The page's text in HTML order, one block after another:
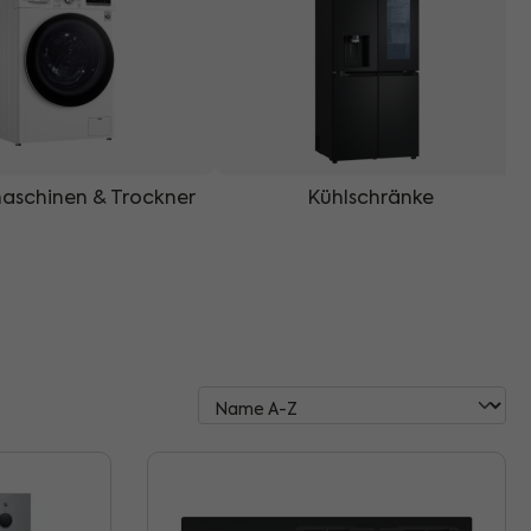
Kühlschränke
& Trockner